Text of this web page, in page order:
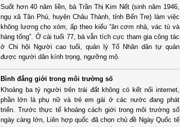
Suốt hơn 40 năm liền, bà Trần Thị Kim Nết (sinh năm 1946,
ngụ xã Tân Phú, huyện Châu Thành, tỉnh Bến Tre) làm việc
không lương cho xóm, ấp theo kiểu “ăn cơm nhà, vác tù và
hàng tổng”. Ở cái tuổi 77, bà vẫn tích cực tham gia công tác
ở Chi hội Người cao tuổi, quản lý Tổ Nhân dân tự quản
được người dân kính trọng, ngưỡng mộ.
Bình đẳng giới trong môi trường số
Khoảng ba tỷ người trên trái đất không có kết nối internet,
phần lớn là phụ nữ và trẻ em gái ở các nước đang phát
triển. Trước thực tế khoảng cách giới trong môi trường số
ngày càng lớn, Liên hợp quốc đã chọn chủ đề Ngày Quốc tế